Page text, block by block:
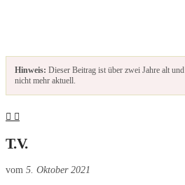
Hinweis: Dieser Beitrag ist über zwei Jahre alt
nicht mehr aktuell.
T.V.
vom 5. Oktober 2021